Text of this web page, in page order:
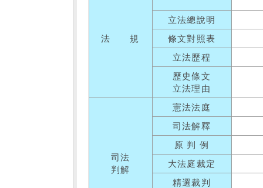
法 規
立法總說明
條文對照表
立法歷程
歷史條文
立法理由
司法
判解
憲法法庭
司法解釋
原 判 例
大法庭裁定
精選裁判